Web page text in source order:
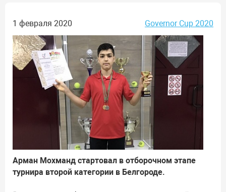
1 февраля 2020 Governor Cup 2020
Арман Мохманд стартовал в отборочном этапе
турнира второй категории в Белгороде.